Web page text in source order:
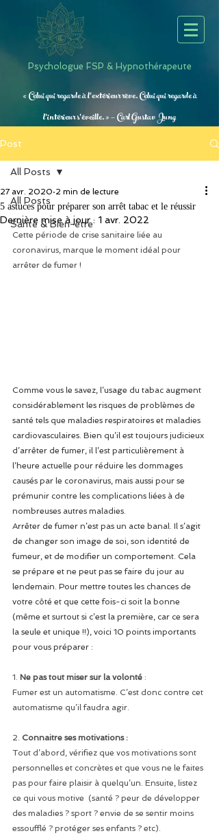
Psychologue FSP & Hypnothérapeute
« Celui qui regarde à l’extérieur rêve. Celui qui regarde à
l’intérieur s’éveille. » — Carl Gustav Jung
Post
All Posts
Santé & Bien-être
All Posts
5 astuces pour préparer son arrêt tabac et le réussir
27 avr. 2020 2 min de lecture
Dernière mise à jour : 1 avr. 2022
Cette période de crise sanitaire liée au
coronavirus, marque le moment idéal pour
arrêter de fumer !
Comme vous le savez, l’usage du tabac augment
considérablement les risques de problèmes de
santé tels que maladies respiratoires et maladies
cardiovasculaires. Bien qu’il est toujours judicieux
d’arrêter de fumer, il l’est particulièrement à
l’heure actuelle pour réduire les dommages
causés par le coronavirus, mais aussi pour se
prémunir contre les complications liées à de
nombreuses autres maladies.
Arrêter de fumer n’est pas un acte banal. Il s’agit
de changer son image de soi, son identité de
fumeur, et de modifier un comportement. Cela
se prépare et ne peut pas se faire du jour au
lendemain. Pour mettre toutes les chances de
votre côté et que cette fois-ci soit la bonne
(même et surtout si c’est la première, car ce sera
la seule et unique !!), voici 10 points importants
pour vous préparer :
1. Ne pas tout miser sur la volonté :
Fumer est un automatisme. C’est donc contre cet
automatisme qu’il faudra agir.
2. Connaitre ses motivations :
Tout d’abord, vérifiez que vos motivations sont
personnelles et concrètes et que vous ne le faites
pas pour faire plaisir à quelqu’un. Ensuite, listez
ce qui vous motive  (santé ? peur de développer
des maladies ? sport ? envie de se sentir moins
essoufflé ? protéger ses enfants ? etc).